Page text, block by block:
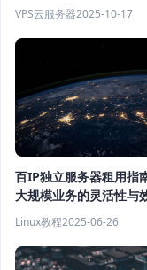
VPS云服务器2025-10-17
百IP独立服务器租用指
大规模业务的灵活性与
Linux教程2025-06-26